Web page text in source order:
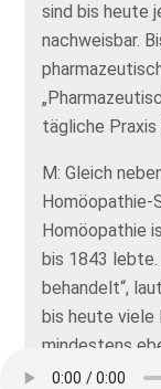
sind bis heute
nachweisbar.
tägliche
M: Gleich
Homöopathie-
Homöopathie
bis 1843
behandelt“,
bis heute
mindestens
Die